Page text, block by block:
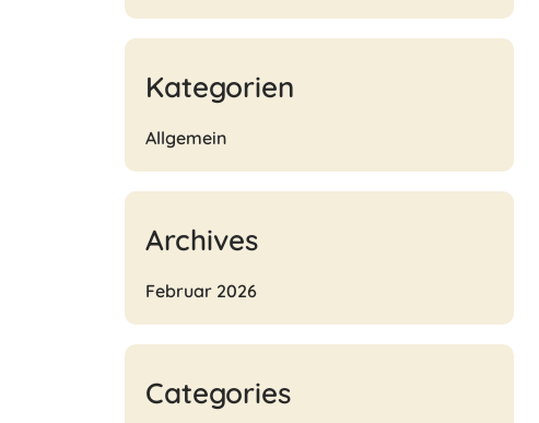
Kategorien
Allgemein
Archives
Februar 2026
Categories